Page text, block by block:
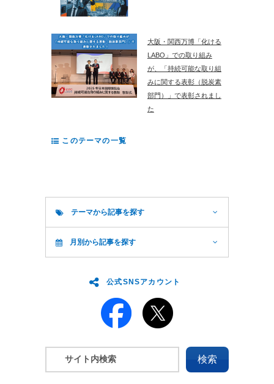
大阪・関西万博「化ける
LABO」での取り組み
が、「持続可能な取り組
みに関する表彰（脱炭素
部門）」で表彰されまし
た
このテーマの一覧
テーマから記事を探す
月別から記事を探す
公式SNSアカウント